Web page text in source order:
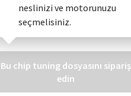
neslinizi ve motorunuzu
seçmelisiniz.
Bu chip tuning dosyasını sipariş
edin